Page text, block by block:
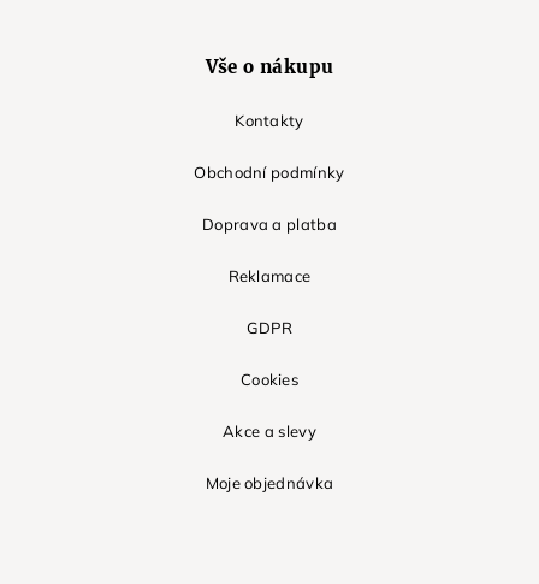
Vše o nákupu
Kontakty
Obchodní podmínky
Doprava a platba
Reklamace
GDPR
Cookies
Akce a slevy
Moje objednávka